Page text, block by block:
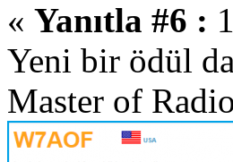
« Yanıtla #6 :
Yeni bir ödül
Master of